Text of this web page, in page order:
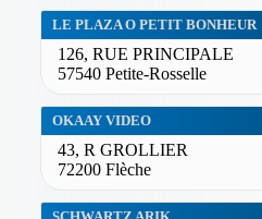
LE PLAZA O PETIT BONHEUR
126, RUE PRINCIPALE
57540 Petite-Rosselle
OKAAY VIDEO
43, R GROLLIER
72200 Flèche